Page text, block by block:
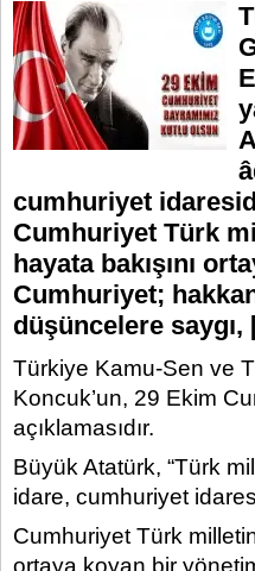
cumhuriyet
Cumhuriyet Türk
hayata bakışını
Cumhuriyet;
düşüncelere
Türkiye Kamu-Sen ve
Koncuk’un, 29 Ekim
açıklamasıdır.
Büyük Atatürk, “Türk
idare, cumhuriyet
Cumhuriyet Türk
ortaya koyan bir